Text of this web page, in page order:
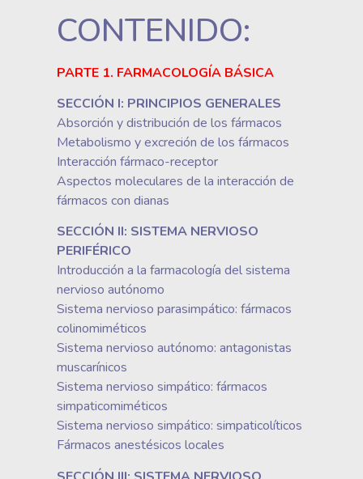
CONTENIDO:
PARTE 1. FARMACOLOGÍA BÁSICA
SECCIÓN I: PRINCIPIOS GENERALES
Absorción y distribución de los fármacos
Metabolismo y excreción de los fármacos
Interacción fármaco-receptor
Aspectos moleculares de la interacción de
fármacos con dianas
SECCIÓN II: SISTEMA NERVIOSO
PERIFÉRICO
Introducción a la farmacología del sistema
nervioso autónomo
Sistema nervioso parasimpático: fármacos
colinomiméticos
Sistema nervioso autónomo: antagonistas
muscarínicos
Sistema nervioso simpático: fármacos
simpaticomiméticos
Sistema nervioso simpático: simpaticolíticos
Fármacos anestésicos locales